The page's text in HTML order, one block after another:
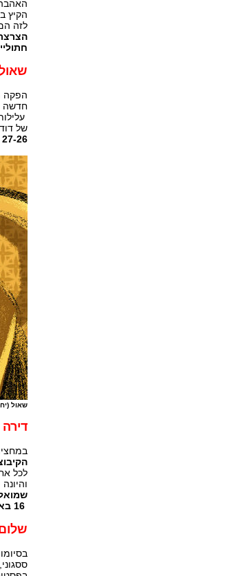
הקיץ
לזה
חתוליים: 24023 ביולי ב-
הפקה
חדשה
של דוד.
27-26 ביולי, 3 באוגוסט, 10 באוגוסט ב-17:00.
שאול
לכל